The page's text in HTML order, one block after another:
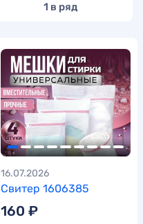
1 в ряд
Свитер 1606385
16.07.2026
160 ₽